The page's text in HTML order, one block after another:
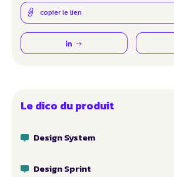
copier le lien
Le dico du produit
Design System
Design Sprint